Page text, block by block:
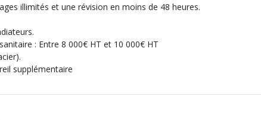
illimités et une révision en moins de 48 heures.
: Entre 8 000€ HT et 10 000€ HT
supplémentaire